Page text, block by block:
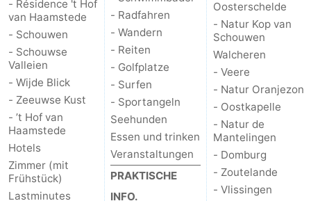
Bruinisse
-
Zierikzee
-
Natur
Oosterschelde
-
Natur
Kop
van
Schouwen
Walcheren
-
Veere
-
Natur
-
- Résidence 't Hof
van Haamstede
- Schouwen
- Schouwse
Valleien
- Wijde Blick
- Zeeuwse Kust
- ’t Hof van
Haamstede
Hotels
Zimmer (mit
Frühstück)
Lastminutes
- Radfahren
- Wandern
- Reiten
- Golfplatze
- Surfen
- Sportangeln
Seehunden
Essen und trinken
Veranstaltungen
PRAKTISCHE
INFO.
Oosterschelde
- Natur Kop van
Schouwen
Walcheren
- Veere
- Natur Oranjezon
- Oostkapelle
- Natur de
Mantelingen
- Domburg
- Zoutelande
- Vlissingen